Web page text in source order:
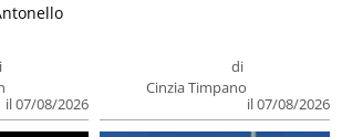
il 07/08/2026
di
Cinzia Timpano
il 07/08/2026